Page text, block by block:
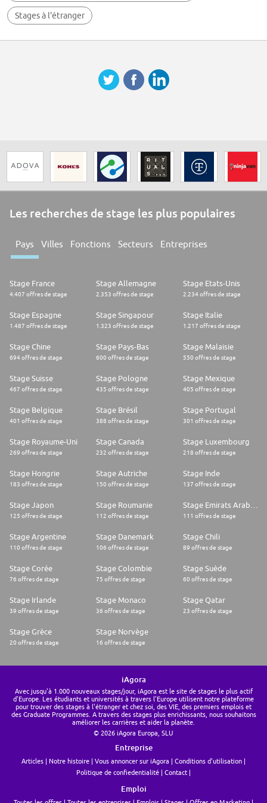
Stages à l'étranger
Les recherches de stage les plus populaires
Pays Villes Fonctions Secteurs Entreprises
Stage France
4.407 offres de stage
Stage Allemagne
2.353 offres de stage
Stage Etats-Unis
2.234 offres de stage
Stage Espagne
1.487 offres de stage
Stage Singapour
1.323 offres de stage
Stage Italie
1.217 offres de stage
Stage Chine
694 offres de stage
Stage Pays-Bas
600 offres de stage
Stage Malaisie
550 offres de stage
Stage Suisse
467 offres de stage
Stage Pologne
435 offres de stage
Stage Mexique
405 offres de stage
Stage Belgique
401 offres de stage
Stage Brésil
388 offres de stage
Stage Portugal
301 offres de stage
Stage Royaume-Uni
269 offres de stage
Stage Canada
232 offres de stage
Stage Luxembourg
218 offres de stage
Stage Hongrie
183 offres de stage
Stage Autriche
150 offres de stage
Stage Inde
137 offres de stage
Stage Japon
125 offres de stage
Stage Roumanie
112 offres de stage 111 offres de stage
Stage Argentine
110 offres de stage
Stage Danemark
106 offres de stage
Stage Chili
89 offres de stage
Stage Corée
76 offres de stage
Stage Colombie
75 offres de stage
Stage Suède
60 offres de stage
Stage Irlande
39 offres de stage
Stage Monaco
36 offres de stage
Stage Qatar
23 offres de stage
Stage Grèce
20 offres de stage
Stage Norvège
16 offres de stage
iAgora
Avec jusqu'à 1.000 nouveaux stages/jour, iAgora est le site de stages le plus actif
d'Europe. Les étudiants et universités à travers l'Europe utilisent notre plateforme
pour trouver des stages à l'étranger et chez soi, des VIE, des premiers emplois et
des Graduate Programmes. A travers des stages plus enrichissants, nous souhaitons
améliorer les carrières et aider la planète.
© 2026 iAgora Europa, SLU
Entreprise
Articles Notre histoire Vous annoncer sur iAgora
Conditions d'utilisation
Politique de confiedentialité
Contact
Emploi